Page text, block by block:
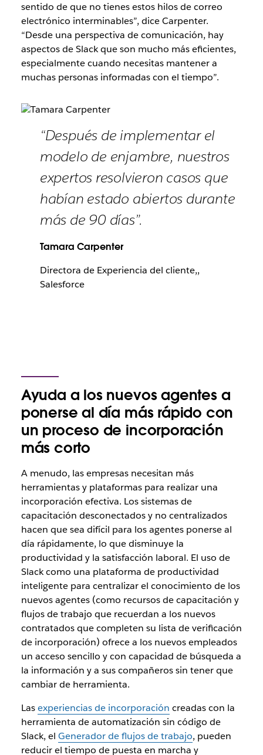
sentido de que no tienes estos hilos de correo
electrónico interminables”, dice Carpenter.
“Desde una perspectiva de comunicación, hay
aspectos de Slack que son mucho más eficientes,
especialmente cuando necesitas mantener a
muchas personas informadas con el tiempo”.
“Después de implementar el
modelo de enjambre, nuestros
expertos resolvieron casos que
habían estado abiertos durante
más de 90 días”.
Tamara Carpenter
Directora de Experiencia del cliente,,
Salesforce
Ayuda a los nuevos agentes a
ponerse al día más rápido con
un proceso de incorporación
más corto
A menudo, las empresas necesitan más
herramientas y plataformas para realizar una
incorporación efectiva. Los sistemas de
capacitación desconectados y no centralizados
hacen que sea difícil para los agentes ponerse al
día rápidamente, lo que disminuye la
productividad y la satisfacción laboral. El uso de
Slack como una plataforma de productividad
inteligente para centralizar el conocimiento de los
nuevos agentes (como recursos de capacitación y
flujos de trabajo que recuerdan a los nuevos
contratados que completen su lista de verificación
de incorporación) ofrece a los nuevos empleados
un acceso sencillo y con capacidad de búsqueda a
la información y a sus compañeros sin tener que
cambiar de herramienta.
Lasexperiencias de incorporación creadas con la
herramienta de automatización sin código de
Slack, el Generador de flujos de trabajo, pueden
reducir el tiempo de puesta en marcha y